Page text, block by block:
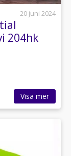
20 juni 2024
204hk
Visa mer